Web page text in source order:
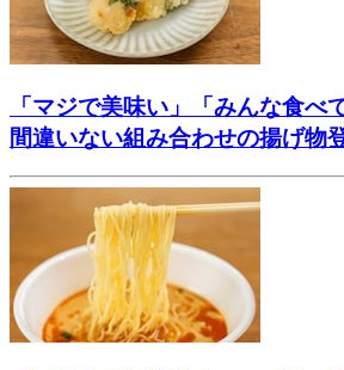
「マジで美味い」「みんな食べ
間違いない組み合わせの揚げ物